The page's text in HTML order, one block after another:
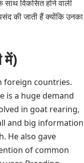
साथ विकसित होने वाली
की जाती हैं क्योंकि उनका
में)
foreign countries.
is a huge demand
in goat rearing,
and big information
He also gave
of common